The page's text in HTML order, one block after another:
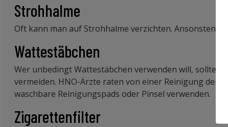
Strohhalme
Oft kann man auf Strohhalme verzichten. Ansonsten
Wattestäbchen
Wer unbedingt Wattestäbchen verwenden will, sollte
vermeiden. HNO-Ärzte raten von einer Reinigung der
waschbare Reinigungspads oder Pinsel verwenden.
Zigarettenfilter